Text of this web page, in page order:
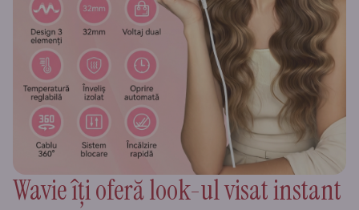
Wavie îți oferă look-ul visat instant